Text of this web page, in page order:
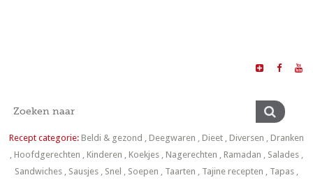
Recept categorie: Beldi & gezond , Deegwaren , Dieet , Diversen , Dranken
, Hoofdgerechten , Kinderen , Koekjes , Nagerechten , Ramadan , Salades ,
Sandwiches , Sausjes , Snel , Soepen , Taarten , Tajine recepten , Tapas ,